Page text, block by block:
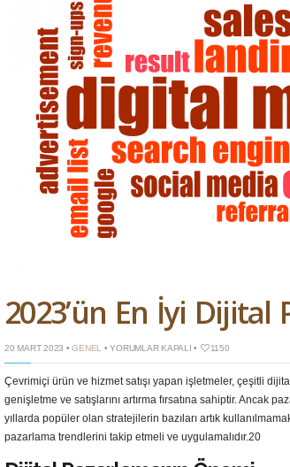
2023’ün En İyi
20 MART 2023 •GENEL •2023’ÜN
DIJITAL
TRENDLERI
IÇIN
YORUMLAR KAPALI • 1150
Çevrimiçi ürün ve hizmet satışı yapan işletmeler, çeşitli
genişletme ve satışlarını artırma fırsatına sahiptir. Ancak
yıllarda popüler olan stratejilerin bazıları artık
pazarlama trendlerini takip etmeli ve uygulamalıdır.20